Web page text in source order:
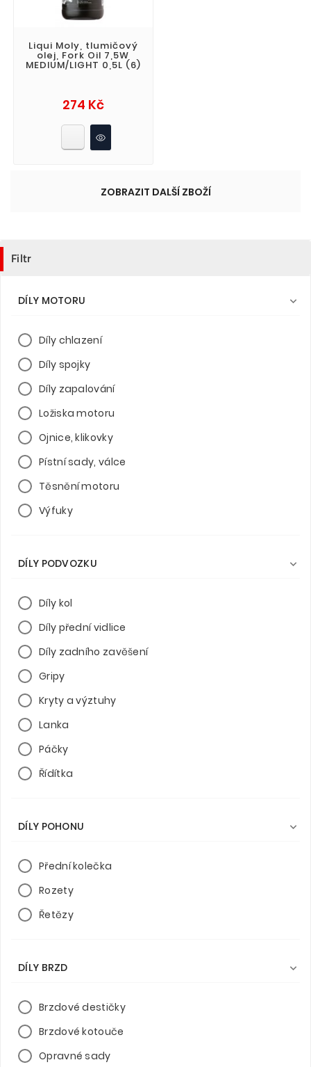
Liqui Moly, tlumičový
olej, Fork Oil 7,5W
MEDIUM/LIGHT 0,5L (6)
274 KčCena
ZOBRAZIT DALŠÍ ZBOŽÍ
Filtr
DÍLY MOTORU 
Díly chlazení
Díly spojky
Díly zapalování
Ložiska motoru
Ojnice, klikovky
Pístní sady, válce
Těsnění motoru
Výfuky
DÍLY PODVOZKU 
Díly kol
Díly přední vidlice
Díly zadního zavěšení
Gripy
Kryty a výztuhy
Lanka
Páčky
Řídítka
DÍLY POHONU 
Přední kolečka
Rozety
Řetězy
DÍLY BRZD 
Brzdové destičky
Brzdové kotouče
Opravné sady